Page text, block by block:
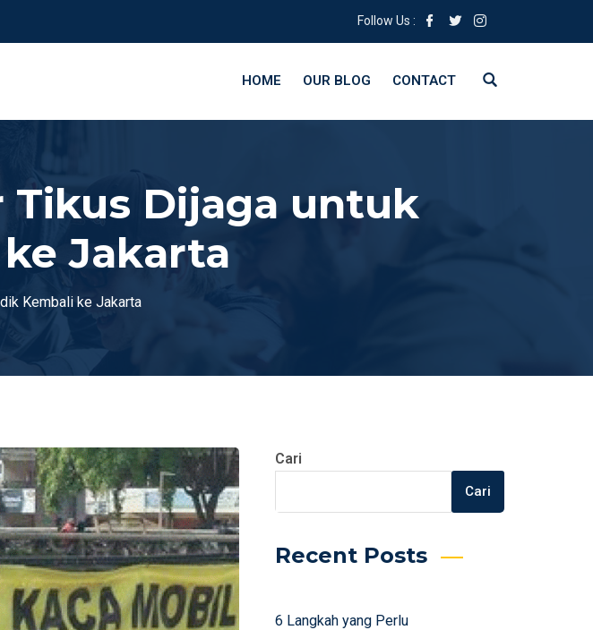
Follow Us :
HOME OUR BLOG CONTACT
Tikus Dijaga untuk
Jakarta
Kembali ke Jakarta
Cari
Cari
Recent Posts
6 Langkah yang Perlu